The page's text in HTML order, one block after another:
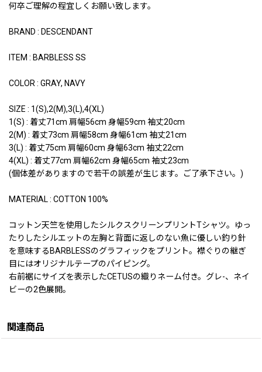
何卒ご理解の程宜しくお願い致します。
BRAND : DESCENDANT
ITEM : BARBLESS SS
COLOR : GRAY, NAVY
SIZE : 1(S),2(M),3(L),4(XL)
1(S) : 着丈71cm 肩幅56cm 身幅59cm 袖丈20cm
2(M) : 着丈73cm 肩幅58cm 身幅61cm 袖丈21cm
3(L) : 着丈75cm 肩幅60cm 身幅63cm 袖丈22cm
4(XL) : 着丈77cm 肩幅62cm 身幅65cm 袖丈23cm
(個体差がありますので若干の誤差が生じます。ご了承下さい。)
MATERIAL : COTTON 100%
コットン天竺を使用したシルクスクリーンプリントTシャツ。ゆっ
たりしたシルエットの左胸と背面に返しのない魚に優しい釣り針
を意味するBARBLESSのグラフィックをプリント。襟ぐりの継ぎ
目にはオリジナルテープのパイピング。
右前裾にサイズを表示したCETUSの織りネーム付き。グレ-、ネイ
ビーの2色展開。
関連商品